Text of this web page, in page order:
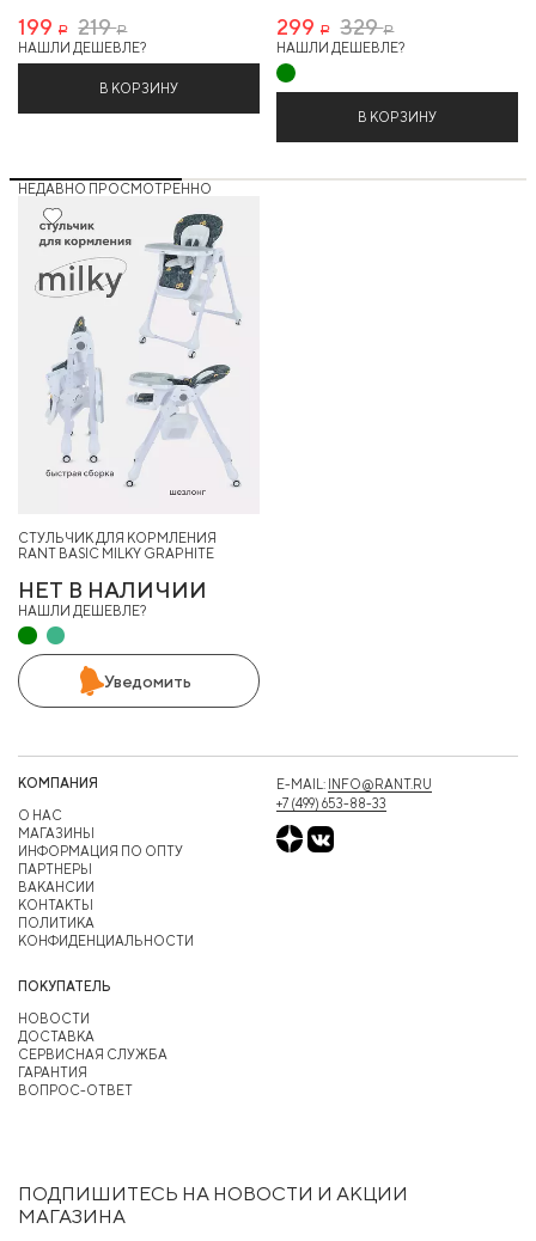
199 Р 219Р
НАШЛИ ДЕШЕВЛЕ?
В КОРЗИНУ
299 Р 329Р
НАШЛИ ДЕШЕВЛЕ?
В КОРЗИНУ
НЕДАВНО ПРОСМОТРЕННО
СТУЛЬЧИК ДЛЯ КОРМЛЕНИЯ
RANT BASIC MILKY GRAPHITE
НЕТ В НАЛИЧИИ
НАШЛИ ДЕШЕВЛЕ?
Уведомить
ПОДПИШИТЕСЬ НА НОВОСТИ И АКЦИИ
МАГАЗИНА
КОМПАНИЯ
О НАС
МАГАЗИНЫ
ИНФОРМАЦИЯ ПО ОПТУ
ПАРТНЕРЫ
ВАКАНСИИ
КОНТАКТЫ
ПОЛИТИКА
КОНФИДЕНЦИАЛЬНОСТИ
ПОКУПАТЕЛЬ
НОВОСТИ
ДОСТАВКА
СЕРВИСНАЯ СЛУЖБА
ГАРАНТИЯ
ВОПРОС-ОТВЕТ
E-MAIL: INFO@RANT.RU
+7 (499) 653-88-33